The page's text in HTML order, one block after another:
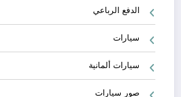
الدفع الرباعي
سيارات
سيارات ألمانية
صور سيارات